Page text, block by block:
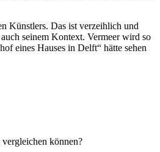
Künstlers. Das ist verzeihlich und
seinem Kontext. Vermeer wird so
eines Hauses in Delft“ hätte sehen
können?